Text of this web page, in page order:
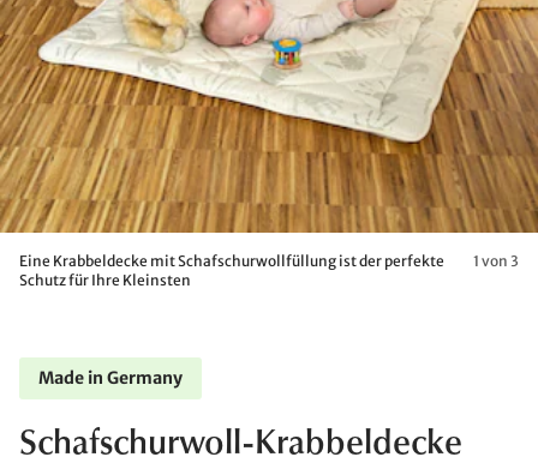
Eine Krabbeldecke mit Schafschurwollfüllung ist der perfekte
Schutz für Ihre Kleinsten
1 von 3
Made in Germany
Schafschurwoll-Krabbeldecke